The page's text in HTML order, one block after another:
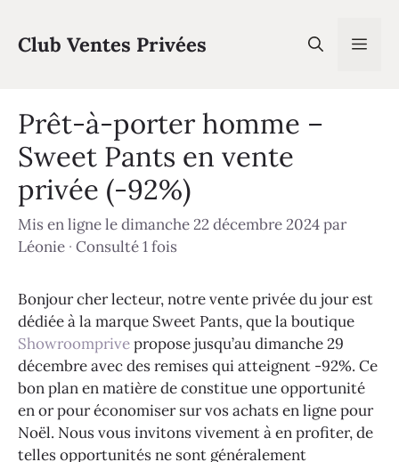
contenu
Club Ventes Privées
Prêt-à-porter homme –
Sweet Pants en vente
privée (-92%)
Mis en ligne le dimanche 22 décembre 2024par
Léonie · Consulté 1 fois
Bonjour cher lecteur, notre vente privée du jour est
dédiée à la marque Sweet Pants, que la boutique
Showroomprivepropose jusqu’au dimanche 29
décembre avec des remises qui atteignent -92%. Ce
bon plan en matière de constitue une opportunité
en or pour économiser sur vos achats en ligne pour
Noël. Nous vous invitons vivement à en profiter, de
telles opportunités ne sont généralement